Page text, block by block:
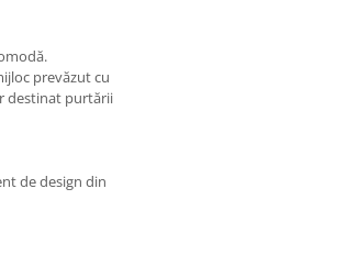
prevăzut cu
destinat purtării
de design din